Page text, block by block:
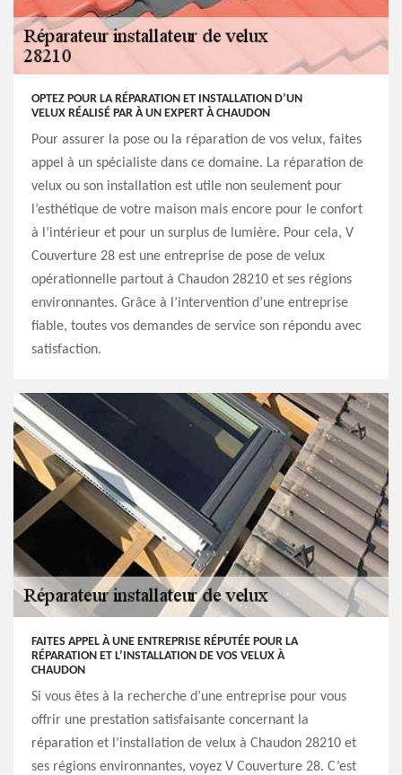
OPTEZ POUR LA RÉPARATION ET INSTALLATION D’UN
VELUX RÉALISÉ PAR À UN EXPERT À CHAUDON
Pour assurer la pose ou la réparation de vos velux, faites
appel à un spécialiste dans ce domaine. La réparation de
velux ou son installation est utile non seulement pour
l’esthétique de votre maison mais encore pour le confort
à l’intérieur et pour un surplus de lumière. Pour cela, V
Couverture 28 est une entreprise de pose de velux
opérationnelle partout à Chaudon 28210 et ses régions
environnantes. Grâce à l’intervention d’une entreprise
fiable, toutes vos demandes de service son répondu avec
satisfaction.
FAITES APPEL À UNE ENTREPRISE RÉPUTÉE POUR LA
RÉPARATION ET L’INSTALLATION DE VOS VELUX À
CHAUDON
Si vous êtes à la recherche d’une entreprise pour vous
offrir une prestation satisfaisante concernant la
réparation et l’installation de velux à Chaudon 28210 et
ses régions environnantes, voyez V Couverture 28. C’est